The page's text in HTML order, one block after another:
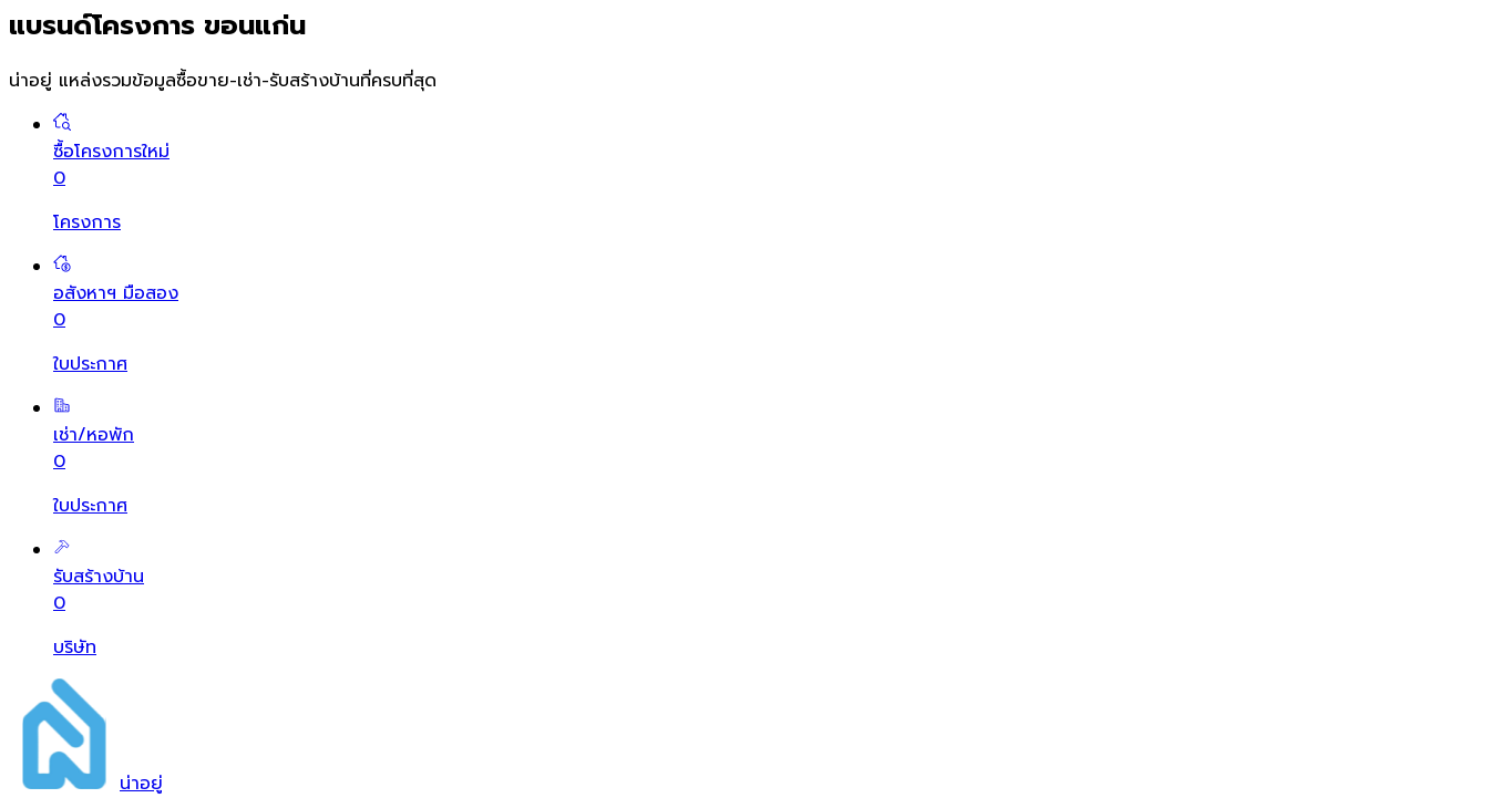
แบรนด์โครงการ ขอนแก่น
น่าอยู่ แหล่งรวมข้อมูลซื้อขาย-เช่า-รับสร้างบ้านที่ครบที่สุด
ซื้อโครงการใหม่
0
โครงการ
อสังหาฯ มือสอง
0
ใบประกาศ
เช่า/หอพัก
0
ใบประกาศ
รับสร้างบ้าน
0
บริษัท
น่าอยู่